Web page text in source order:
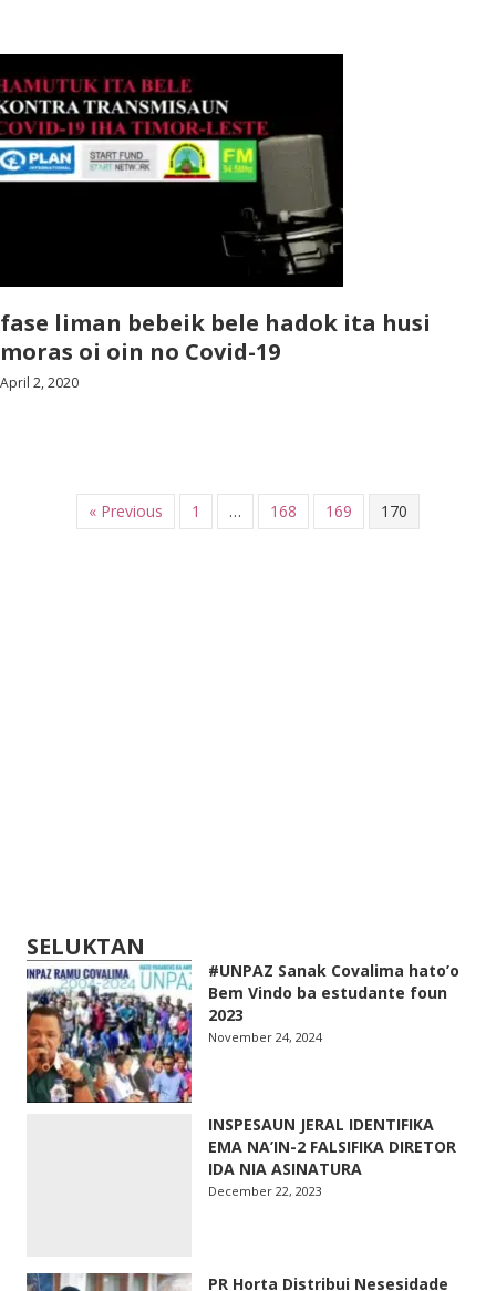
fase liman bebeik bele hadok ita husi
moras oi oin no Covid-19
April 2, 2020
« Previous 1 … 168 169 170
SELUKTAN
#UNPAZ Sanak Covalima hato’o
Bem Vindo ba estudante foun
2023
November 24, 2024
INSPESAUN JERAL IDENTIFIKA
EMA NA’IN-2 FALSIFIKA DIRETOR
IDA NIA ASINATURA
December 22, 2023
PR Horta Distribui Nesesidade